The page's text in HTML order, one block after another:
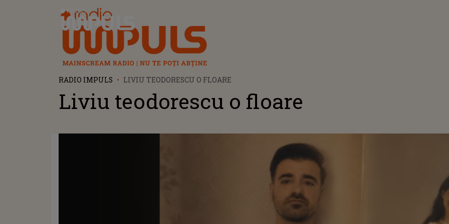
Radio Impuls
RADIO IMPULS LIVIU TEODORESCU O FLOARE
Liviu teodorescu o floare